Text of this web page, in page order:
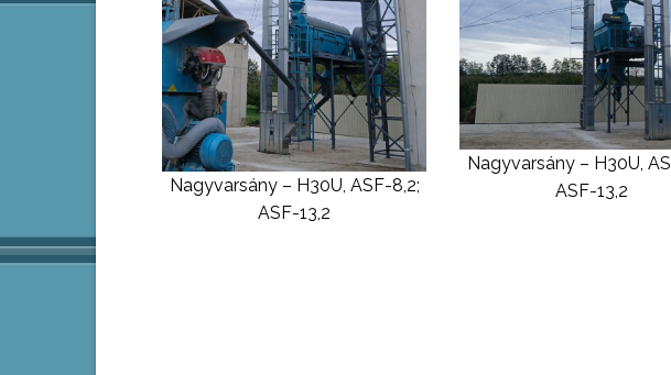
Nagyvarsány – H30U, ASF-8,2;
ASF-13,2
Nagyvarsány – H30U,
ASF-13,2